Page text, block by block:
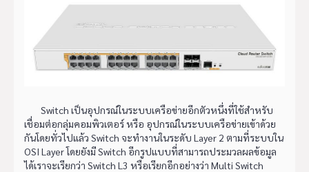
Switch เป็นอุปกรณ์ในระบบเครือข่ายอีกตัวหนึ่งที่ใช้สำหรับ
เชื่อมต่อกลุ่มคอมพิวเตอร์ หรือ อุปกรณ์ในระบบเครือข่ายเข้าด้วย
กันโดยทั่วไปแล้ว Switch จะทำงานในระดับ Layer 2 ตามที่ระบบใน
OSI Layer โดยยังมี Switch อีกรูปแบบที่สามารถประมวลผลข้อมูล
ได้เราจะเรียกว่า Switch L3 หรือเรียกอีกอย่างว่า Multi Switch